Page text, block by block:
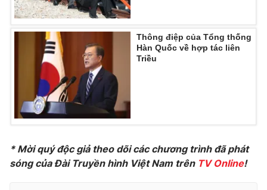
Video Shorts video
VTV Money VTV Thể thao
VTV Sức khoẻ
Thị trường 24h
VTV4 Vươn mình bằng AI
Thông điệp của Tổng thống
Hàn Quốc về hợp tác liên
Triều
* Mời quý độc giả theo dõi các chương trình đã phát
sóng của Đài Truyền hình Việt Nam trên TV Online!